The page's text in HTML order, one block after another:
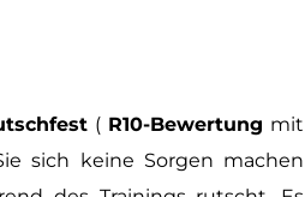
( R10-Bewertung mit
sich keine Sorgen machen